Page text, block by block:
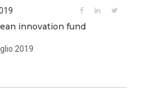
innovation fund
2019